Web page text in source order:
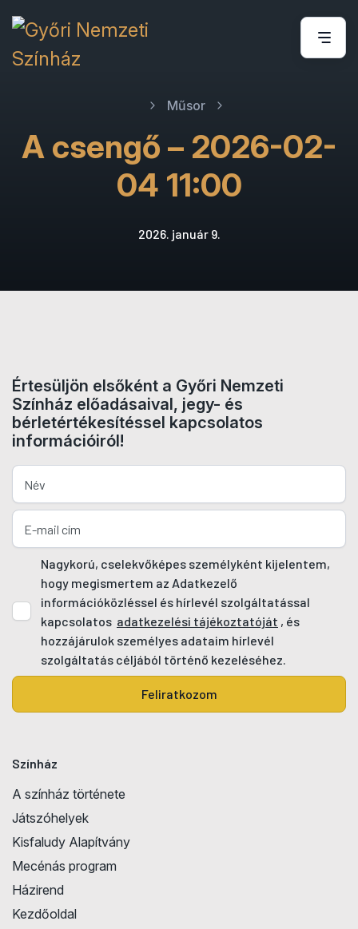
Műsor
A csengő – 2026-02-
04 11:00
2026. január 9.
Értesüljön elsőként a Győri Nemzeti
Színház előadásaival, jegy- és
bérletértékesítéssel kapcsolatos
információiról!
Nagykorú, cselekvőképes személyként kijelentem,
hogy megismertem az Adatkezelő
információközléssel és hírlevél szolgáltatással
kapcsolatos adatkezelési tájékoztatóját , és
hozzájárulok személyes adataim hírlevél
szolgáltatás céljából történő kezeléséhez.
Feliratkozom
Színház
A színház története
Játszóhelyek
Kisfaludy Alapítvány
Mecénás program
Házirend
Kezdőoldal